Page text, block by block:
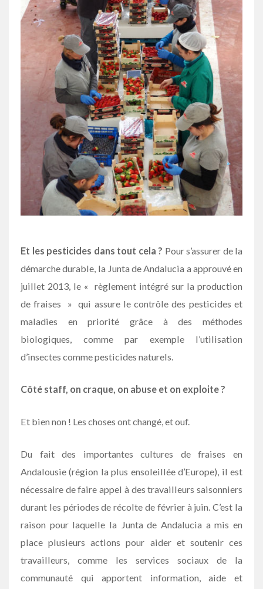
Et les pesticides dans tout cela ? Pour s’assurer de la
démarche durable, la Junta de Andalucia a approuvé en
juillet 2013, le « règlement intégré sur la production
de fraises » qui assure le contrôle des pesticides et
maladies en priorité grâce à des méthodes
biologiques, comme par exemple l’utilisation
d’insectes comme pesticides naturels.
Côté staff, on craque, on abuse et on exploite ?
Et bien non ! Les choses ont changé, et ouf.
Du fait des importantes cultures de fraises en
Andalousie (région la plus ensoleillée d’Europe), il est
nécessaire de faire appel à des travailleurs saisonniers
durant les périodes de récolte de février à juin. C’est la
raison pour laquelle la Junta de Andalucia a mis en
place plusieurs actions pour aider et soutenir ces
travailleurs, comme les services sociaux de la
communauté qui apportent information, aide et